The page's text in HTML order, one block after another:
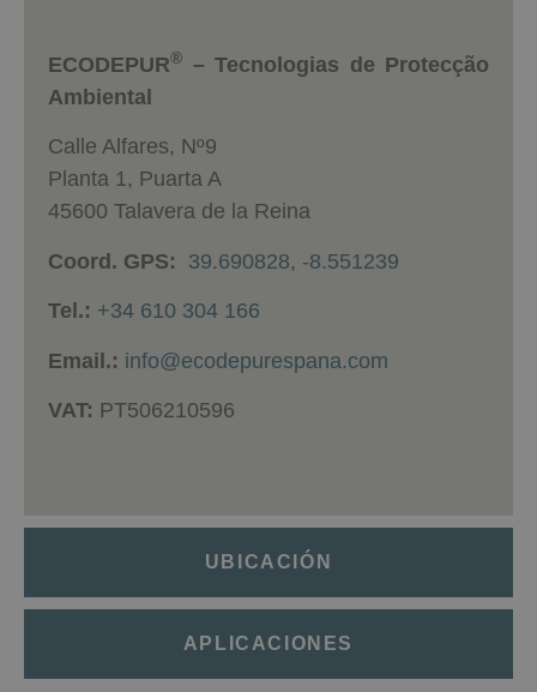
UBICACIÓN
APLICACIONES
ECODEPUR® – Tecnologias de Protecção
Ambiental
Calle Alfares, Nº9
Planta 1, Puarta A
45600 Talavera de la Reina
Coord. GPS: 39.690828, -8.551239
Tel.: +34 610 304 166
Email.: info@ecodepurespana.com
VAT: PT506210596